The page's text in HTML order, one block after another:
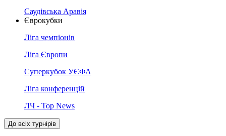
Саудівська Аравія
Єврокубки
Ліга чемпіонів
Ліга Європи
Суперкубок УЄФА
Ліга конференцій
ЛЧ - Top News
До всіх турнірів